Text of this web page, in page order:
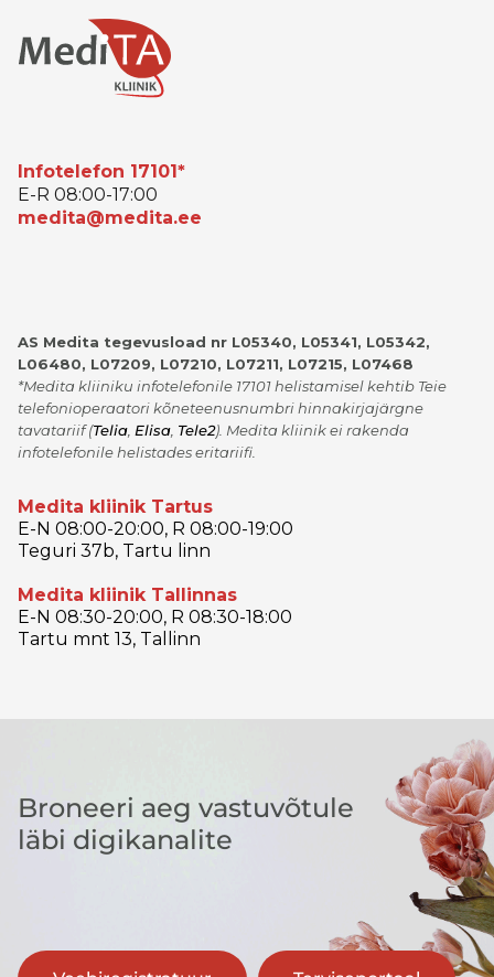
Infotelefon 17101*
E-R 08:00-17:00
medita@medita.ee
Medita kliinik Tartus
E-N 08:00-20:00, R 08:00-19:00
Teguri 37b, Tartu linn
Medita kliinik Tallinnas
E-N 08:30-20:00, R 08:30-18:00
Tartu mnt 13, Tallinn
AS Medita tegevusload nr L05340, L05341, L05342,
L06480, L07209, L07210, L07211, L07215, L07468
*Medita kliiniku infotelefonile 17101 helistamisel kehtib Teie
telefonioperaatori kõneteenusnumbri hinnakirjajärgne
tavatariif(Telia Elisa Tele2) . Medita kliinik ei rakenda
infotelefonile helistades eritariifi.
Broneeri aeg vastuvõtule
läbi digikanalite